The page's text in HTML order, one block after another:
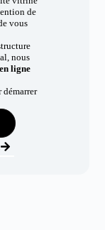
de
vous
nous
ligne
démarrer